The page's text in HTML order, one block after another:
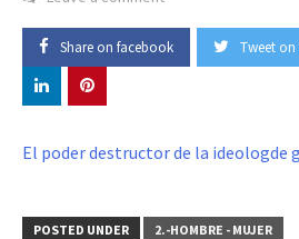
Share on facebook Tweet
El poder destructor de la ideologde
POSTED UNDER 2.-HOMBRE - MUJER